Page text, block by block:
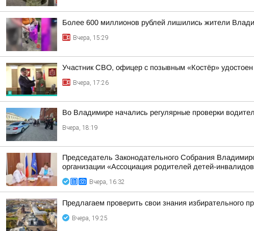
Более 600 миллионов рублей лишились жители
Вчера, 15:29
Участник СВО, офицер с позывным «Костёр» удостоен
Вчера, 17:26
Во Владимире начались регулярные проверки
Вчера, 18:19
Председатель Законодательного Собрания
организации «Ассоциация родителей детей-
Вчера, 16:32
Предлагаем проверить свои знания избирательного
Вчера, 19:25